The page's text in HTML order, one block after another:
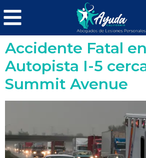
Accidente Fatal
Autopista I-5
Summit Avenue